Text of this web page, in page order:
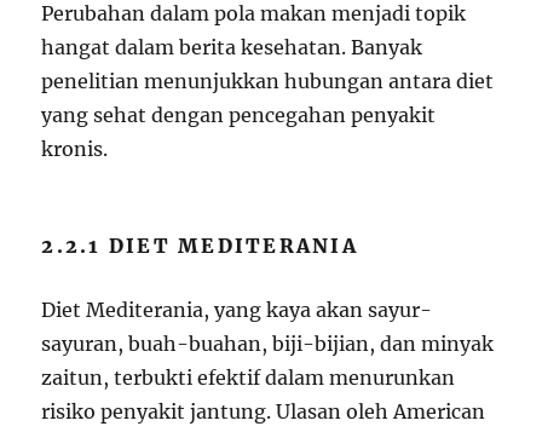
Perubahan dalam pola makan menjadi topik
hangat dalam berita kesehatan. Banyak
penelitian menunjukkan hubungan antara diet
yang sehat dengan pencegahan penyakit
kronis.
2.2.1 DIET MEDITERANIA
Diet Mediterania, yang kaya akan sayur-
sayuran, buah-buahan, biji-bijian, dan minyak
zaitun, terbukti efektif dalam menurunkan
risiko penyakit jantung. Ulasan oleh American